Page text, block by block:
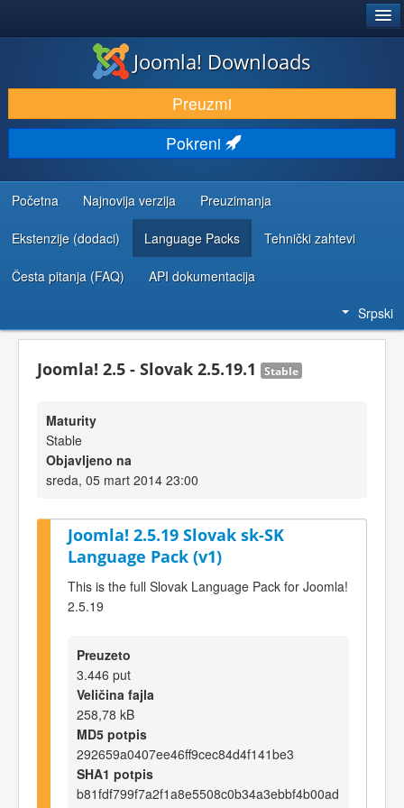
PREUZIMANJE I PROŠIRENJA (EKSTENZIJE)
OTKRIJTE I NAUČITE
ZAJEDNICA I PODRŠKA
RESURSI ZA RAZVOJ
Joomla! Downloads
Preuzmi
Pokreni
Početna Najnovija verzija Preuzimanja
Ekstenzije (dodaci) Language Packs Tehnički zahtevi
Česta pitanja (FAQ) API dokumentacija
Srpski
Joomla! 2.5 - Slovak 2.5.19.1 Stable
Maturity
Stable
Objavljeno na
sreda, 05 mart 2014 23:00
Joomla! 2.5.19 Slovak sk-SK
Language Pack (v1)
This is the full Slovak Language Pack for Joomla!
2.5.19
Preuzeto
3.446 put
Veličina fajla
258,78 kB
MD5 potpis
292659a0407ee46ff9cec84d4f141be3
SHA1 potpis
b81fdf799f7a2f1a8e5508c0b34a3ebbf4b00ad